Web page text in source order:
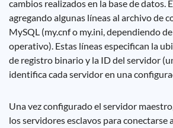
cambios realizados en la base de datos.
agregando algunas líneas al archivo de
MySQL (my.cnf o my.ini, dependiendo
operativo). Estas líneas especifican la
de registro binario y la ID del servidor
identifica cada servidor en una
Una vez configurado el servidor
los servidores esclavos para conectarse